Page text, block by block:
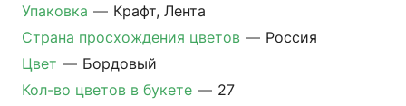
Упаковка — Крафт, Лента
Страна просхождения цветов — Россия
Цвет — Бордовый
Кол-во цветов в букете — 27